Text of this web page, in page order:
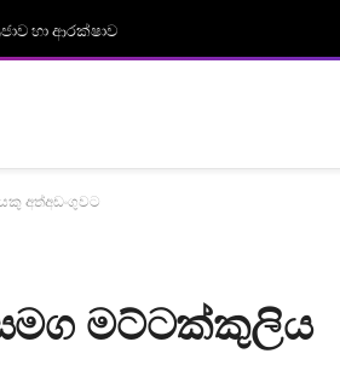
හා ආරක්ෂාව
අත්අඩංගුවට
සමග මට්ටක්කුලිය